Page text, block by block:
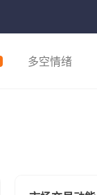
多空情绪